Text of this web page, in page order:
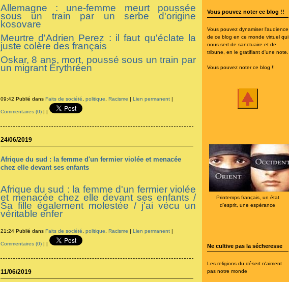
Vous pouvez noter ce blog !!
Vous pouvez dynamiser l'audience
de ce blog en ce monde virtuel qui
nous sert de sanctuaire et de
tribune, en le gratifiant d'une note.
Vous pouvez noter ce blog !!
Printemps français, un état
d'esprit, une espérance
Ne cultive pas la sécheresse
Les religions du désert n'aiment
pas notre monde
Allemagne : une-femme meurt poussée
sous un train par un serbe d'origine
kosovare
Meurtre d'Adrien Perez : il faut qu'éclate la
juste colère des français
Oskar, 8 ans, mort, poussé sous un train par
un migrant Érythréen
09:42 Publié dans Faits de société, politique, Racisme | Lien permanent|
Commentaires (0)| |
24/06/2019
Afrique du sud : la femme d'un fermier violée et menacée
chez elle devant ses enfants
Afrique du sud : la femme d'un fermier violée
et menacée chez elle devant ses enfants /
Sa fille également molestée / j'ai vécu un
véritable enfer
21:24 Publié dans Faits de société politique Racisme | Lien permanent|
Commentaires (0)| |
11/06/2019